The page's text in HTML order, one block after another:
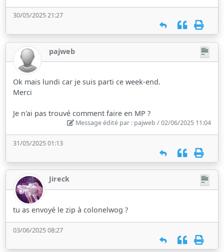
30/05/2025 21:27
pajweb
Ok mais lundi car je suis parti ce week-end.
Merci
Je n'ai pas trouvé comment faire en MP ?
Message édité par : pajweb / 02/06/2025 11:04
31/05/2025 01:13
Jireck
tu as envoyé le zip à colonelwog ?
03/06/2025 08:27